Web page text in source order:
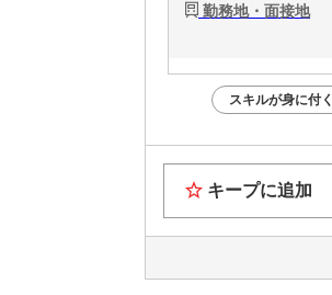
勤務地・面接地
スキルが身に付く
キープに追加